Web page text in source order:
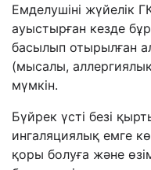
Емделушіні жүйелік
ауыстырған кезде
басылып отырылған
(мысалы, аллергиялық
мүмкін.
Бүйрек үсті безі
ингаляциялық емге
қоры болуға және